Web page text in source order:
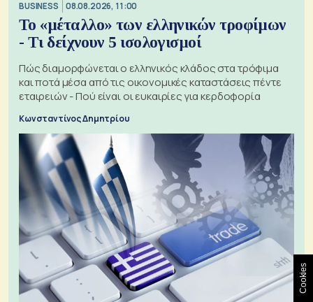
BUSINESS 08.08.2026, 11:00
Το «μέταλλο» των ελληνικών τροφίμων
- Τι δείχνουν 5 ισολογισμοί
Πώς διαμορφώνεται ο ελληνικός κλάδος στα τρόφιμα
και ποτά μέσα από τις οικονομικές καταστάσεις πέντε
εταιρειών - Πού είναι οι ευκαιρίες για κερδοφορία
Κωνσταντίνος Δημητρίου
Cookies